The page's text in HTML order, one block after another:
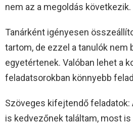
nem az a megoldás következik.
Tanárként igényesen
tartom, de ezzel a tanulók nem
egyetértenek. Valóban lehet a
feladatsorokban könnyebb
Szöveges kifejtendő
is kedvezőnek találtam, most is